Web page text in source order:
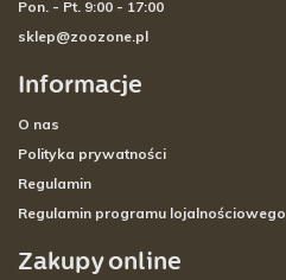
Informacje
O nas
Polityka prywatności
Regulamin
Regulamin programu lojalnościowego
Zakupy online
Pon. - Pt. 9:00 - 17:00
sklep@zoozone.pl